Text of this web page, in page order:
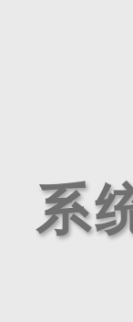
系